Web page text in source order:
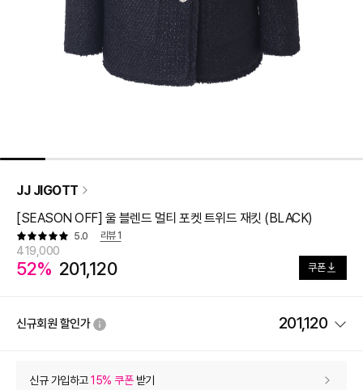
JJ JIGOTT
[SEASON OFF] 울 블렌드 멀티 포켓 트위드 재킷 (BLACK)
5.0 리뷰1
419,000
52% 201,120 쿠폰
신규회원 할인가 201,120
상품 할인 (자동적용)
신규 가입하고15% 쿠폰받기